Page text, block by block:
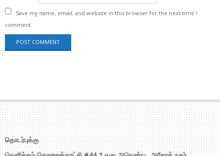
Save my name, email, and website in this browser for the next time I
comment.
தொடர்புக்கு